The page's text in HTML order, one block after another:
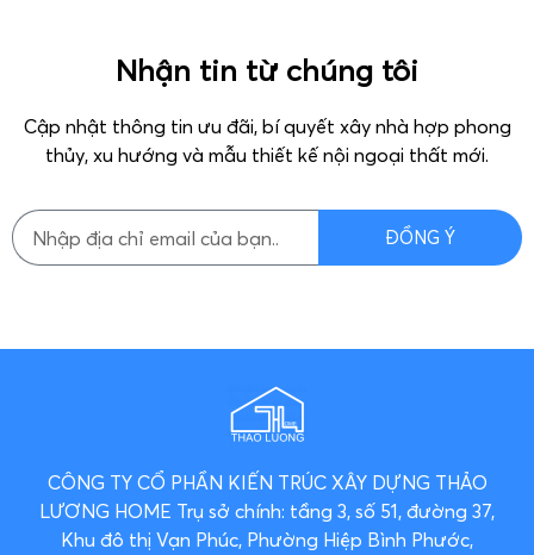
Nhận tin từ chúng tôi
Cập nhật thông tin ưu đãi, bí quyết xây nhà hợp phong
thủy, xu hướng và mẫu thiết kế nội ngoại thất mới.
ĐỒNG Ý
CÔNG TY CỔ PHẦN KIẾN TRÚC XÂY DỰNG THẢO
LƯƠNG HOME Trụ sở chính: tầng 3, số 51, đường 37,
Khu đô thị Vạn Phúc, Phường Hiệp Bình Phước,